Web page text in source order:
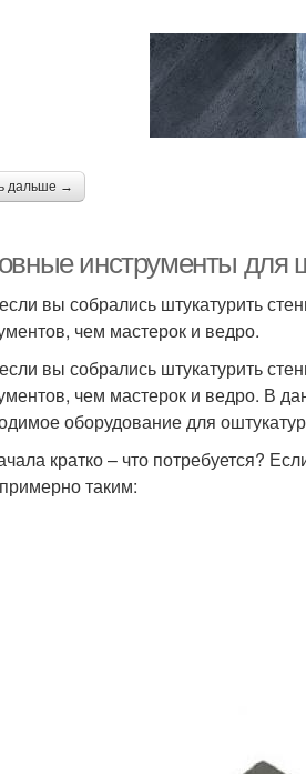
дальше →
инструменты для
вы собрались штукатурить
чем мастерок и ведро.
вы собрались штукатурить
чем мастерок и ведро. В
оборудование для
кратко – что потребуется?
таким: